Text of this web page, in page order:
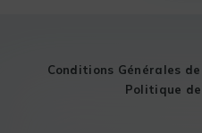
Conditions Générales
Politique